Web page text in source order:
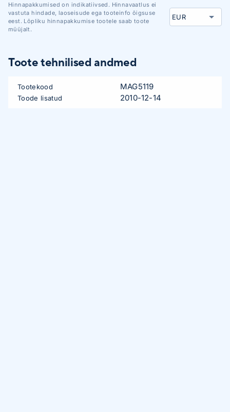
Hinnapakkumised on indikatiivsed. Hinnavaatlus ei
vastuta hindade, laoseisude ega tooteinfo õigsuse
eest. Lõpliku hinnapakkumise tootele saab toote
müüjalt.
Toote tehnilised andmed
Tootekood MAG5119
Toode lisatud 2010-12-14